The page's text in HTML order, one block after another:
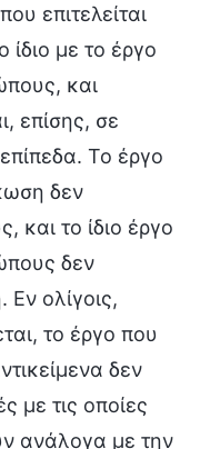
επιτελείται
ίδιο με το έργο
και
επίσης, σε
Το έργο
δεν
και το ίδιο έργο
δεν
Εν ολίγοις,
το έργο που
δεν
με τις οποίες
ανάλογα με την